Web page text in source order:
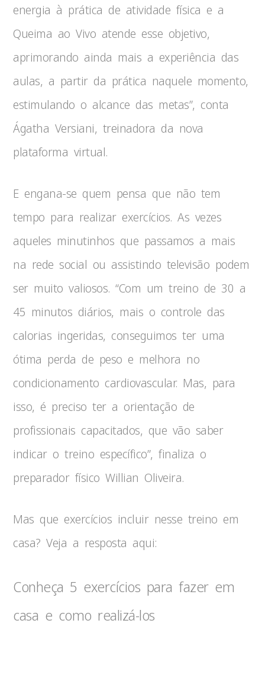
energia à prática de atividade física e a
Queima ao Vivo atende esse objetivo,
aprimorando ainda mais a experiência das
aulas, a partir da prática naquele momento,
estimulando o alcance das metas”, conta
Ágatha Versiani, treinadora da nova
plataforma virtual.
E engana-se quem pensa que não tem
tempo para realizar exercícios. As vezes
aqueles minutinhos que passamos a mais
na rede social ou assistindo televisão podem
ser muito valiosos. “Com um treino de 30 a
45 minutos diários, mais o controle das
calorias ingeridas, conseguimos ter uma
ótima perda de peso e melhora no
condicionamento cardiovascular. Mas, para
isso, é preciso ter a orientação de
profissionais capacitados, que vão saber
indicar o treino específico”, finaliza o
preparador físico Willian Oliveira.
Mas que exercícios incluir nesse treino em
casa? Veja a resposta aqui:
Conheça 5 exercícios para fazer em
casa e como realizá-los